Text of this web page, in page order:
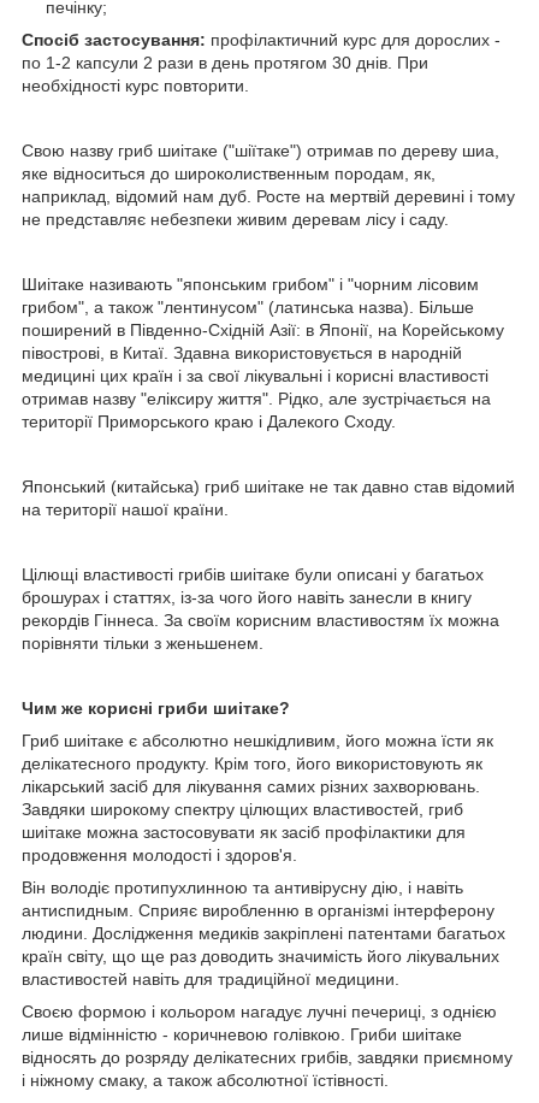
печінку;
Спосіб застосування: профілактичний курс для дорослих -
по 1-2 капсули 2 рази в день протягом 30 днів. При
необхідності курс повторити.
Свою назву гриб шиітаке ("шіїтаке") отримав по дереву шиа,
яке відноситься до широколиственным породам, як,
наприклад, відомий нам дуб. Росте на мертвій деревині і тому
не представляє небезпеки живим деревам лісу і саду.
Шиітаке називають "японським грибом" і "чорним лісовим
грибом", а також "лентинусом" (латинська назва). Більше
поширений в Південно-Східній Азії: в Японії, на Корейському
півострові, в Китаї. Здавна використовується в народній
медицині цих країн і за свої лікувальні і корисні властивості
отримав назву "еліксиру життя". Рідко, але зустрічається на
території Приморського краю і Далекого Сходу.
Японський (китайська) гриб шиітаке не так давно став відомий
на території нашої країни.
Цілющі властивості грибів шиітаке були описані у багатьох
брошурах і статтях, із-за чого його навіть занесли в книгу
рекордів Гіннеса. За своїм корисним властивостям їх можна
порівняти тільки з женьшенем.
Чим же корисні гриби шиітаке?
Гриб шиітаке є абсолютно нешкідливим, його можна їсти як
делікатесного продукту. Крім того, його використовують як
лікарський засіб для лікування самих різних захворювань.
Завдяки широкому спектру цілющих властивостей, гриб
шиітаке можна застосовувати як засіб профілактики для
продовження молодості і здоров'я.
Він володіє протипухлинною та антивірусну дію, і навіть
антиспидным. Сприяє виробленню в організмі інтерферону
людини. Дослідження медиків закріплені патентами багатьох
країн світу, що ще раз доводить значимість його лікувальних
властивостей навіть для традиційної медицини.
Своєю формою і кольором нагадує лучні печериці, з однією
лише відмінністю - коричневою голівкою. Гриби шиітаке
відносять до розряду делікатесних грибів, завдяки приємному
і ніжному смаку, а також абсолютної їстівності.